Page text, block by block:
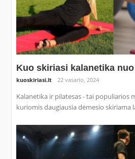
Kuo skiriasi kalanetika
kuoskiriasi.lt 22 vasario, 2024
Kalanetika ir pilatesas - tai populiarios
kuriomis daugiausia dėmesio skiriama